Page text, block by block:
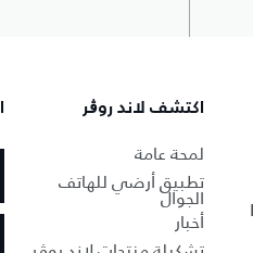
اكتشف لاند روڨر
لمحة عامة
تطبيق أرضي للهاتف
الجوال
أخبار